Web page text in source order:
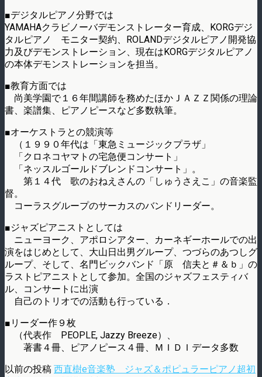
■デジタルピアノ分野では
YAMAHAクラビノーバデモンストレーター育成、KORGデジ
タルピアノ モニター契約、ROLANDデジタルピアノ開発協
力及びデモンストレーション、現在はKORGデジタルピアノ
の本体デモンストレーションを担当。
■教育方面では
尚美学園で１６年間講師を務めたほかＪＡＺＺ関係の理論
書、楽譜集、ピアノピースなど多数執筆。
■オーケストラとの競演等
（１９９０年代は「東急ミュージックプラザ」
「クロネコヤマトの宅急便コンサート」
「ネッスルゴールドブレンドコンサート」。
第１４代 歌のおねえさんの「しゅうさえこ」の音楽監
督。
コーラスグループのサーカスのバンドリーダー。
■ジャズピアニストとしては
ニューヨーク、アポロシアター、カーネギーホールでの出
演をはじめとして、大山日出男グループ、つづらのあつしグ
ループ、そして、名門ビックバンド「原 信夫と＃＆ｂ」の
ラストピアニストとして参加。全国のジャズフェスティバ
ル、コンサートに出演
自己のトリオでの活動も行っている．
■リーダー作９枚
（代表作 PEOPLE, Jazzy Breeze）、
著書４冊、ピアノピース４冊、ＭＩＤＩデータ多数
以前の投稿 西直樹e音楽塾 ジャズ＆ポピュラーピアノ超初